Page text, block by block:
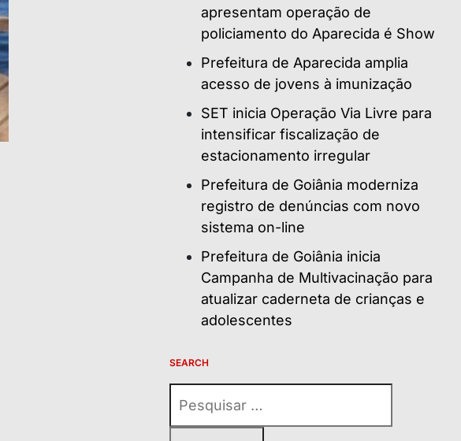
apresentam operação de
policiamento do Aparecida é Show
Prefeitura de Aparecida amplia
acesso de jovens à imunização
SET inicia Operação Via Livre para
intensificar fiscalização de
estacionamento irregular
Prefeitura de Goiânia moderniza
registro de denúncias com novo
sistema on-line
Prefeitura de Goiânia inicia
Campanha de Multivacinação para
atualizar caderneta de crianças e
adolescentes
SEARCH
por: